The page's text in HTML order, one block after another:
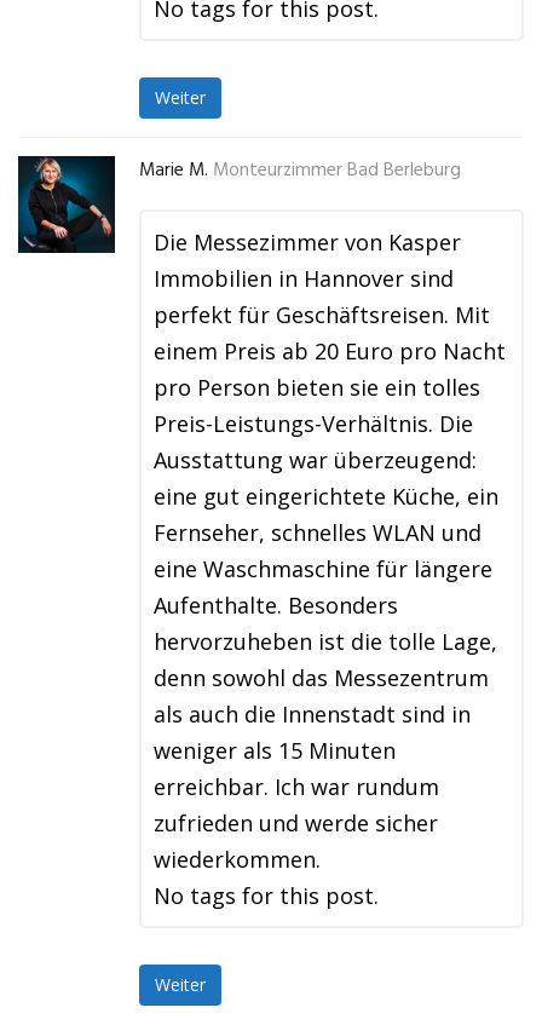
No tags for this post.
Weiter
Marie M. Monteurzimmer Bad Berleburg
Die Messezimmer von Kasper
Immobilien in Hannover sind
perfekt für Geschäftsreisen. Mit
einem Preis ab 20 Euro pro Nacht
pro Person bieten sie ein tolles
Preis-Leistungs-Verhältnis. Die
Ausstattung war überzeugend:
eine gut eingerichtete Küche, ein
Fernseher, schnelles WLAN und
eine Waschmaschine für längere
Aufenthalte. Besonders
hervorzuheben ist die tolle Lage,
denn sowohl das Messezentrum
als auch die Innenstadt sind in
weniger als 15 Minuten
erreichbar. Ich war rundum
zufrieden und werde sicher
wiederkommen.
No tags for this post.
Weiter